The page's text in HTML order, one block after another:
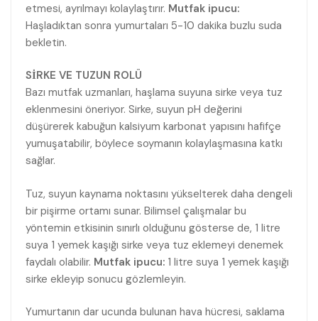
etmesi, ayrılmayı kolaylaştırır. Mutfak ipucu:
Haşladıktan sonra yumurtaları 5-10 dakika buzlu suda
bekletin.
SİRKE VE TUZUN ROLÜ
Bazı mutfak uzmanları, haşlama suyuna sirke veya tuz
eklenmesini öneriyor. Sirke, suyun pH değerini
düşürerek kabuğun kalsiyum karbonat yapısını hafifçe
yumuşatabilir, böylece soymanın kolaylaşmasına katkı
sağlar.
Tuz, suyun kaynama noktasını yükselterek daha dengeli
bir pişirme ortamı sunar. Bilimsel çalışmalar bu
yöntemin etkisinin sınırlı olduğunu gösterse de, 1 litre
suya 1 yemek kaşığı sirke veya tuz eklemeyi denemek
faydalı olabilir. Mutfak ipucu: 1 litre suya 1 yemek kaşığı
sirke ekleyip sonucu gözlemleyin.
Yumurtanın dar ucunda bulunan hava hücresi, saklama